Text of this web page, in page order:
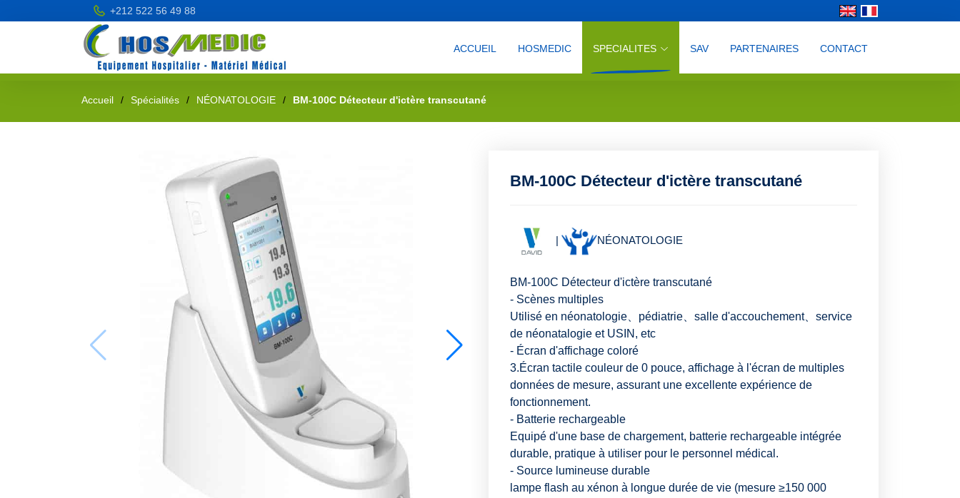
+212 522 56 49 88
ACCUEIL HOSMEDIC SPECIALITES SAV PARTENAIRES CONTACT
Accueil Spécialités NÉONATOLOGIE BM-100C Détecteur d'ictère transcutané
BM-100C Détecteur d'ictère transcutané
| NÉONATOLOGIE
BM-100C Détecteur d'ictère transcutané
- Scènes multiples
Utilisé en néonatologie、pédiatrie、salle d'accouchement、service
de néonatalogie et USIN, etc
- Écran d'affichage coloré
3.Écran tactile couleur de 0 pouce, affichage à l'écran de multiples
données de mesure, assurant une excellente expérience de
fonctionnement.
- Batterie rechargeable
Equipé d'une base de chargement, batterie rechargeable intégrée
durable, pratique à utiliser pour le personnel médical.
- Source lumineuse durable
lampe flash au xénon à longue durée de vie (mesure ≥150 000